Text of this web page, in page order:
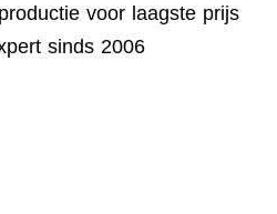
voor laagste prijs
sinds 2006